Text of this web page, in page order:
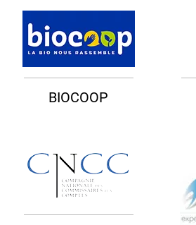
BIOCOOP